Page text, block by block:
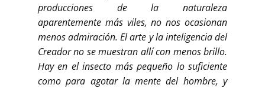
producciones de la naturaleza
aparentemente más viles, no nos ocasionan
menos admiración. El arte y la inteligencia del
Creador no se muestran allí con menos brillo.
Hay en el insecto más pequeño lo suficiente
como para agotar la mente del hombre, y